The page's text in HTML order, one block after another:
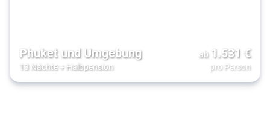
Phuket und Umgebung
13 Nächte+ Halbpension
ab 1.531 €
pro Person